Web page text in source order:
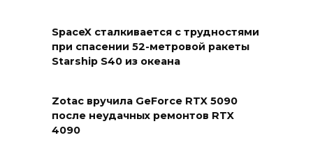
SpaceX сталкивается с трудностями
при спасении 52-метровой ракеты
Starship S40 из океана
Zotac вручила GeForce RTX 5090
после неудачных ремонтов RTX
4090